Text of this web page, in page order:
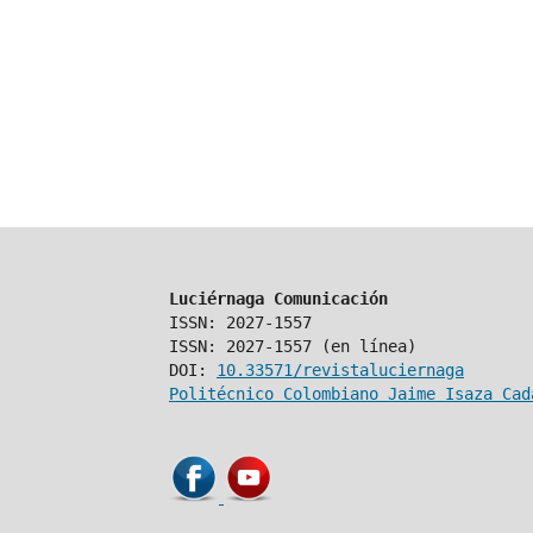
Luciérnaga Comunicación
ISSN: 2027-1557
ISSN: 2027-1557 (en línea)
DOI: 10.33571/revistaluciernaga
Politécnico Colombiano Jaime Isaza